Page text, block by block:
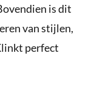
is dit
van stijlen,
perfect